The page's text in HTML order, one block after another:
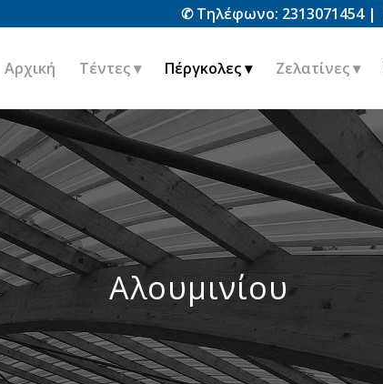
✆ Τηλέφωνο: 2313071454 |
Αρχική Τέντες Πέργκολες Ζελατίνες
Αλουμινίου